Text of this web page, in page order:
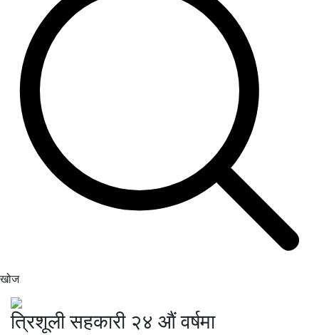
खोज
त्रिशूली सहकारी २४ औं वर्षमा